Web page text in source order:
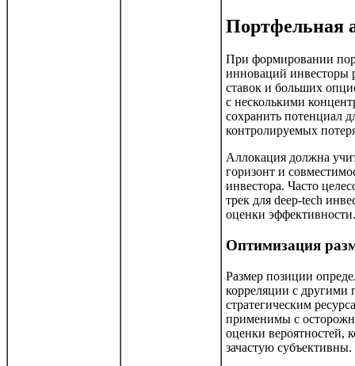
Портфельная
При формировании
инноваций инвесторы
ставок и больших
с несколькими
сохранить потенциал
контролируемых
Аллокация должна
горизонт и
инвестора. Часто
трек для deep-tech
оценки эффективности.
Оптимизация
Размер позиции
корреляции с другими
стратегическим
применимы с
оценки вероятностей,
зачастую субъективны.